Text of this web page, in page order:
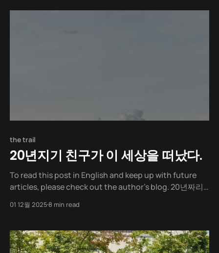
안에서 극적으로 대조되는
the trail
20년지기 친구가 이 세상을 떠났다.
To read this post in English and keep up with future
articles, please check out the author's blog. 20년짜리
작은 생명, 바바가 무지개 다리를 건넜다. 내 친구를 닮은 구
01 12월 20258 min read